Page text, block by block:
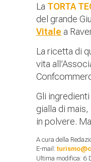
La TORTA
del grande
Vitale a
La ricetta di
vita
Gli
gialla di
in polvere.
A cura della
E-mail:
Ultima modifica: 6